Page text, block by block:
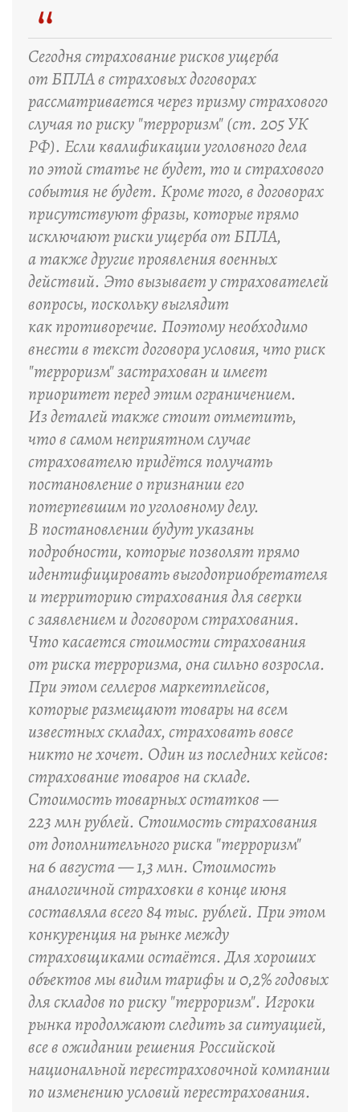
“
Сегодня страхование рисков ущерба
от БПЛА в страховых договорах
рассматривается через призму страхового
случая по риску "терроризм" (ст. 205 УК
РФ). Если квалификации уголовного дела
по этой статье не будет, то и страхового
события не будет. Кроме того, в договорах
присутствуют фразы, которые прямо
исключают риски ущерба от БПЛА,
а также другие проявления военных
действий. Это вызывает у страхователей
вопросы, поскольку выглядит
как противоречие. Поэтому необходимо
внести в текст договора условия, что риск
"терроризм" застрахован и имеет
приоритет перед этим ограничением.
Из деталей также стоит отметить,
что в самом неприятном случае
страхователю придётся получать
постановление о признании его
потерпевшим по уголовному делу.
В постановлении будут указаны
подробности, которые позволят прямо
идентифицировать выгодоприобретателя
и территорию страхования для сверки
с заявлением и договором страхования.
Что касается стоимости страхования
от риска терроризма, она сильно возросла.
При этом селлеров маркетплейсов,
которые размещают товары на всем
известных складах, страховать вовсе
никто не хочет. Один из последних кейсов:
страхование товаров на складе.
Стоимость товарных остатков —
223 млн рублей. Стоимость страхования
от дополнительного риска "терроризм"
на 6 августа — 1,3 млн. Стоимость
аналогичной страховки в конце июня
составляла всего 84 тыс. рублей. При этом
конкуренция на рынке между
страховщиками остаётся. Для хороших
объектов мы видим тарифы и 0,2% годовых
для складов по риску "терроризм". Игроки
рынка продолжают следить за ситуацией,
все в ожидании решения Российской
национальной перестраховочной компании
по изменению условий перестрахования.